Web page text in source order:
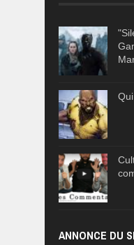
ANNONCE DU